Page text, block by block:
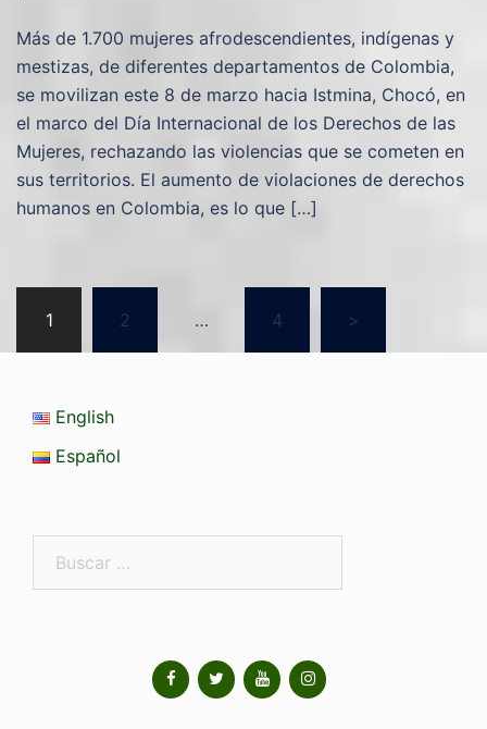
Más de 1.700 mujeres afrodescendientes, indígenas y
mestizas, de diferentes departamentos de Colombia,
se movilizan este 8 de marzo hacia Istmina, Chocó, en
el marco del Día Internacional de los Derechos de las
Mujeres, rechazando las violencias que se cometen en
sus territorios. El aumento de violaciones de derechos
humanos en Colombia, es lo que […]
1 2 … 4 >
English
Español